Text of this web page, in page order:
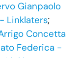
Gianpaolo
Linklaters;
Concetta
Federica -